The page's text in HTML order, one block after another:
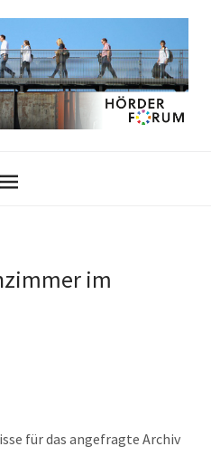
im
für das angefragte Archiv